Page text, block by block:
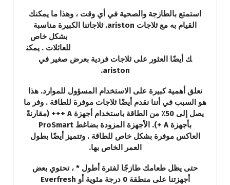
استمتع بالطازجة والصحية في أي وقت ، وهذا ما يمكنك
القيام به مع ثلاجات ariston. ثلاجاتنا الكبيرة مناسبة
بشكل خاص
للعائلات . يمكن
ك أيضًا العثور على ثلاجات فردية بعرض صغير في
ariston.
نعلق أهمية كبيرة على الاستخدام المسؤول للموارد. هذا
هو السبب في أننا نقدم أيضًا ثلاجات موفرة للطاقة . وفر ما
يصل إلى 50٪ من الطاقة باستخدام أجهزة A +++ (مقارنةً
بأجهزة A +). الأجهزة المزودة بضاغط ProSmart
العاكس موفرة بشكل خاص للطاقة . وتتميز أيضًا بطول
العمر الخاص بها.
حتى يظل طعامك طازجًا لفترة أطول * ، تحتوي بعض
أجهزتنا على منطقة 0 درجة مئوية أو Everfresh